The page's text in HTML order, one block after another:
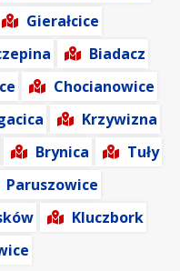
Gierałcice
Biadacz
Chocianowice
Krzywizna
Brynica
Tuły
Paruszowice
Kluczbork